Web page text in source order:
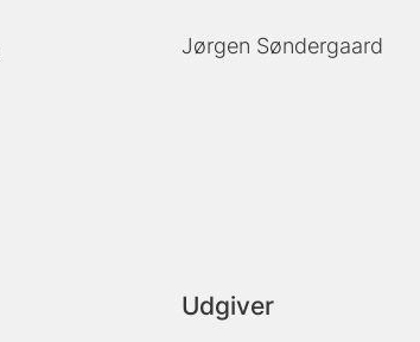
Jørgen Søndergaard
Udgiver